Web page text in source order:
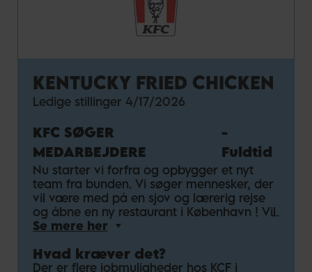
Vi forestiller os, at du:
• Har erfaring med blomsterbinding (eller
stor interesse og flair for det)
• Er serviceminded og trives med
kundekontakt
• Er fleksibel og kan arbejde i weekender
KENTUCKY FRIED CHICKEN
Ledige stillinger 4/17/2026
KFC SØGER
MEDARBEJDERE
-
Fuldtid
Nu starter vi forfra og opbygger et nyt
team fra bunden. Vi søger mennesker, der
vil være med på en sjov og lærerig rejse
og åbne en ny restaurant i København ! Vil
du arbejde i et fantastisk team, hvor gode
fokus? Så benyt lejligheden til at søge job
hos KFC!
Se mere her
Hvad kræver det?
Der er flere jobmuligheder hos KCF i